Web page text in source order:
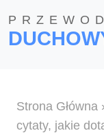
Strona Główna ›
cytaty, jakie